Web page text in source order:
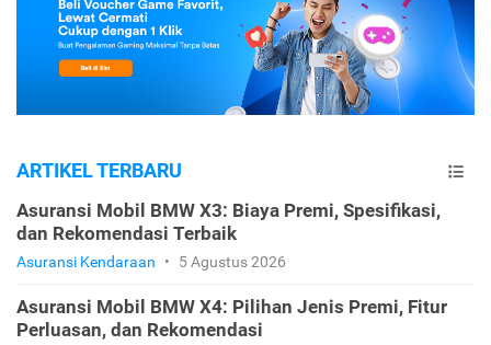
ARTIKEL TERBARU
Asuransi Mobil BMW X3: Biaya Premi, Spesifikasi,
dan Rekomendasi Terbaik
Asuransi Kendaraan • 5 Agustus 2026
Asuransi Mobil BMW X4: Pilihan Jenis Premi, Fitur
Perluasan, dan Rekomendasi